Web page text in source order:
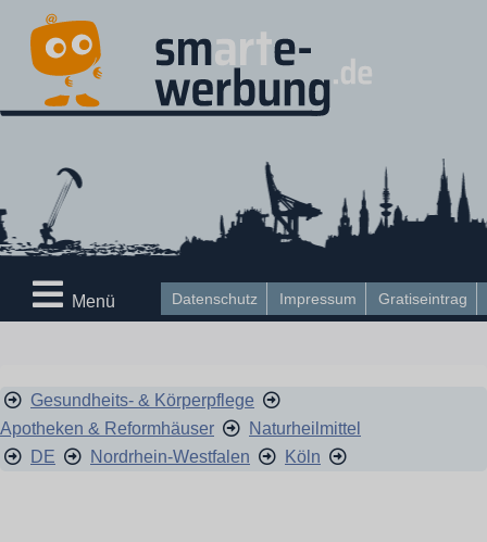
Datenschutz Impressum Gratiseintrag
Menü
Gesundheits- & Körperpflege
Apotheken & Reformhäuser
Naturheilmittel
DE
Nordrhein-Westfalen Köln